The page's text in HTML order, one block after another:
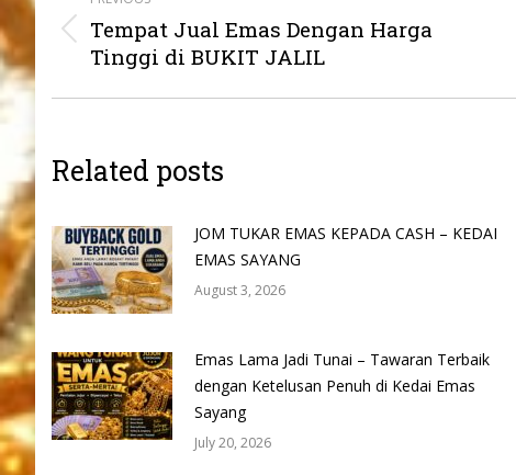
navigation
Previous
post:
Tempat Jual Emas Dengan Harga
Tinggi di BUKIT JALIL
Related posts
JOM TUKAR EMAS KEPADA CASH – KEDAI
EMAS SAYANG
August 3, 2026
Emas Lama Jadi Tunai – Tawaran Terbaik
dengan Ketelusan Penuh di Kedai Emas
Sayang
July 20, 2026